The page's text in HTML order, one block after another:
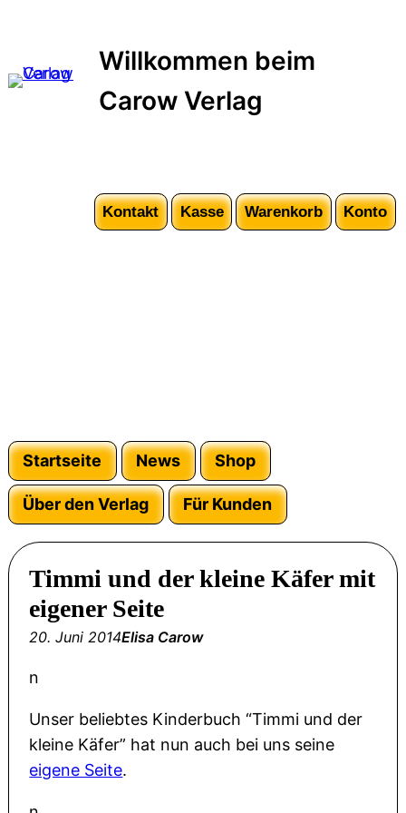
springen
Willkommen beim
Carow Verlag
Kontakt Kasse Warenkorb Konto
Startseite News Shop
Über den Verlag Für Kunden
Timmi und der kleine Käfer mit
eigener Seite
20. Juni 2014Elisa Carow
n
Unser beliebtes Kinderbuch “Timmi und der
kleine Käfer” hat nun auch bei uns seine
eigene Seite.